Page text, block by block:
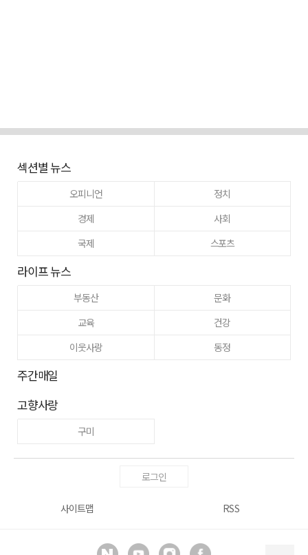
섹션별 뉴스
오피니언
정치
경제
사회
국제
스포츠
라이프 뉴스
부동산
문화
교육
건강
이웃사랑
동정
주간매일
고향사랑
구미
로그인
사이트맵 RSS